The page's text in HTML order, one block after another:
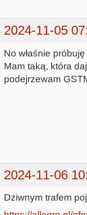
2024-11-05
No właśnie
Mam taką, która
podejrzewam
2024-11-06
Dziwnym trafem